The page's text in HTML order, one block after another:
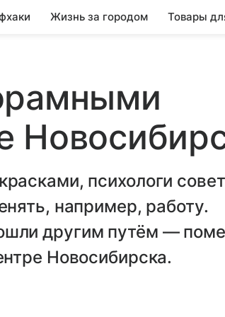
Жизнь за городом Товары
психологи
например, работу.
другим путём —
Новосибирска.